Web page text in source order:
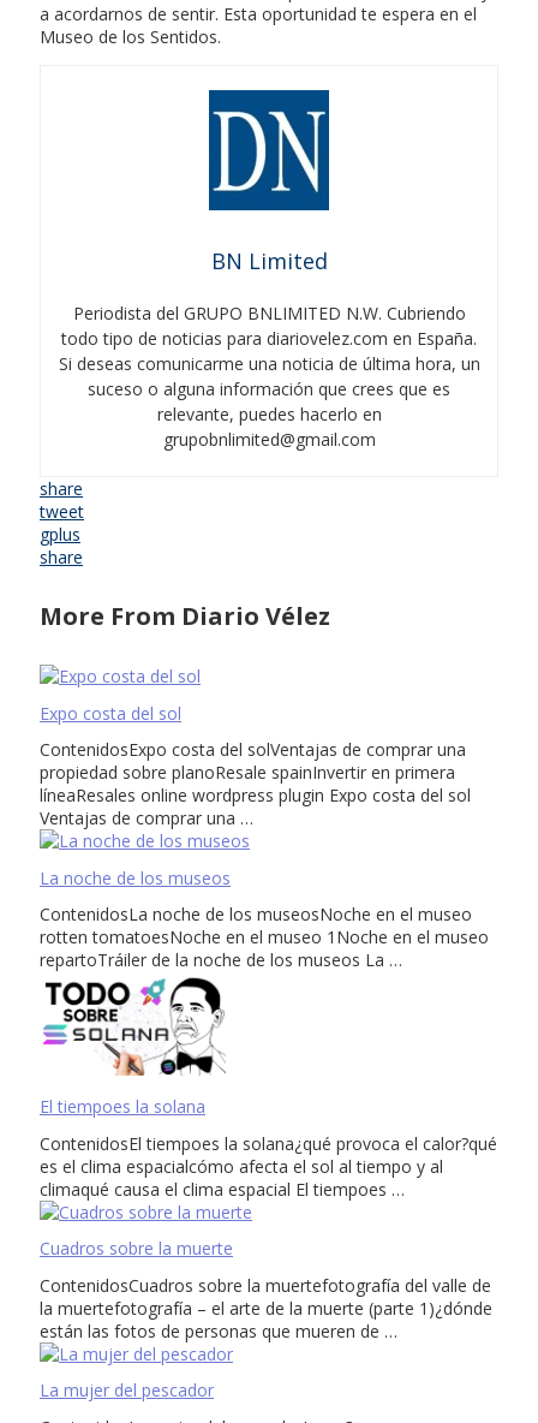
a acordarnos de sentir. Esta oportunidad te espera en el
Museo de los Sentidos.
BN Limited
Periodista del GRUPO BNLIMITED N.W. Cubriendo
todo tipo de noticias para diariovelez.com en España.
Si deseas comunicarme una noticia de última hora, un
suceso o alguna información que crees que es
relevante, puedes hacerlo en
grupobnlimited@gmail.com
share
tweet
gplus
share
More From Diario Vélez
Expo costa del sol
ContenidosExpo costa del solVentajas de comprar una
propiedad sobre planoResale spainInvertir en primera
líneaResales online wordpress plugin Expo costa del sol
Ventajas de comprar una …
La noche de los museos
ContenidosLa noche de los museosNoche en el museo
rotten tomatoesNoche en el museo 1Noche en el museo
repartoTráiler de la noche de los museos La …
El tiempoes la solana
ContenidosEl tiempoes la solana¿qué provoca el calor?qué
es el clima espacialcómo afecta el sol al tiempo y al
climaqué causa el clima espacial El tiempoes …
Cuadros sobre la muerte
ContenidosCuadros sobre la muertefotografía del valle de
la muertefotografía – el arte de la muerte (parte 1)¿dónde
están las fotos de personas que mueren de …
La mujer del pescador